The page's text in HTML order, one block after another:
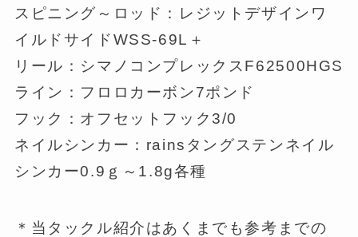
スピニング～ロッド：レジットデザインワ
イルドサイドWSS-69L＋
リール：シマノコンプレックスF62500HGS
ライン：フロロカーボン7ポンド
フック：オフセットフック3/0
ネイルシンカー：rainsタングステンネイル
シンカー0.9ｇ～1.8g各種
＊当タックル紹介はあくまでも参考までの